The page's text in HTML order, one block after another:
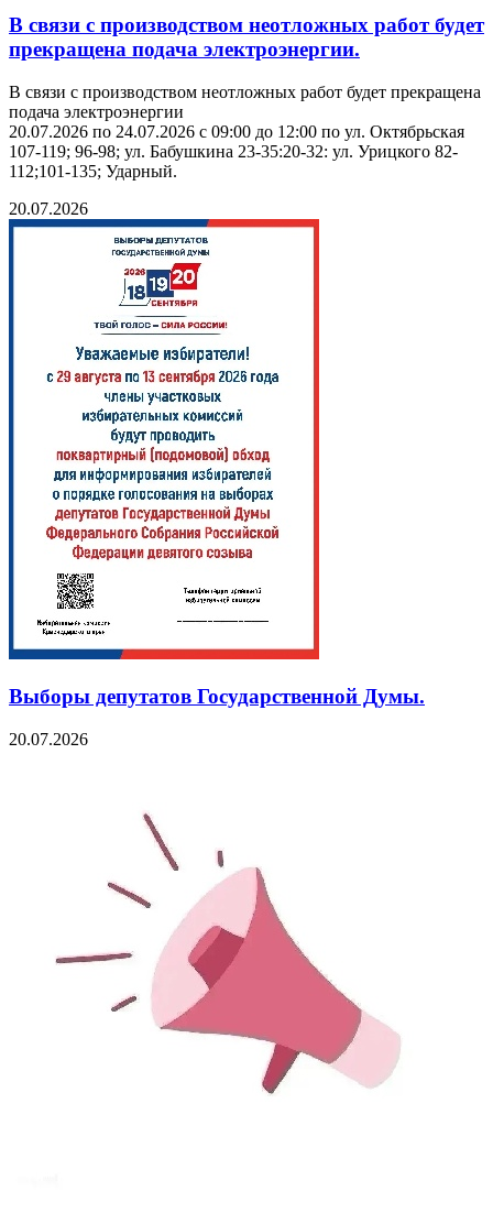
В связи с производством неотложных работ будет
прекращена подача электроэнергии.
В связи с производством неотложных работ будет прекращена
подача электроэнергии
20.07.2026 по 24.07.2026 с 09:00 до 12:00 по ул. Октябрьская
107-119; 96-98; ул. Бабушкина 23-35:20-32: ул. Урицкого 82-
112;101-135; Ударный.
20.07.2026
Выборы депутатов Государственной Думы.
20.07.2026